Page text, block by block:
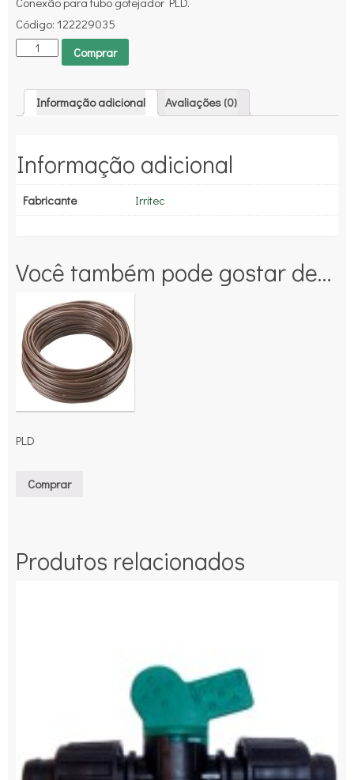
Código: 122229035
Comprar
Informação adicional Avaliações (0)
Informação adicional
Fabricante Irritec
Você também pode gostar de…
PLD
Comprar
Produtos relacionados